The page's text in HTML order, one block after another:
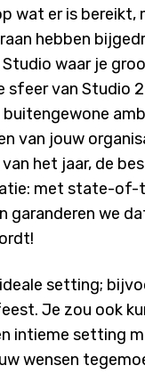
wat er is bereikt,
hebben
waar je
sfeer van Studio
van jouw
het jaar, de
met state-
garanderen we
setting;
Je zou ook
intieme setting
wensen